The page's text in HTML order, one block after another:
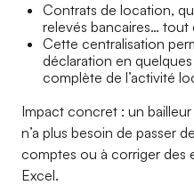
Contrats de location,
relevés bancaires… tout
Cette centralisation
déclaration en
complète de l’activité
Impact concret : un
n’a plus besoin de passer
comptes ou à corriger des
Excel.